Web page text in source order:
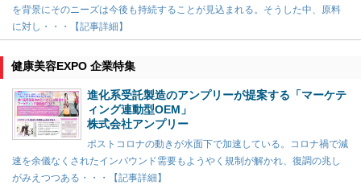
を背景にそのニーズは今後も持続することが見込まれる。そうした中、原料
に対し・・・【記事詳細】
健康美容EXPO 企業特集
進化系受託製造のアンプリーが提案する「マーケテ
ィング連動型OEM」
株式会社アンプリー
ポストコロナの動きが水面下で加速している。コロナ禍で減
速を余儀なくされたインバウンド需要もようやく規制が解かれ、復調の兆し
がみえつつある・・・【記事詳細】